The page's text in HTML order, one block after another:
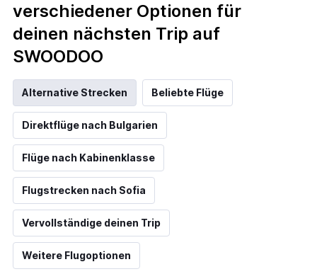
verschiedener Optionen für
deinen nächsten Trip auf
SWOODOO
Alternative Strecken Beliebte Flüge
Direktflüge nach Bulgarien
Flüge nach Kabinenklasse
Flugstrecken nach Sofia
Vervollständige deinen Trip
Weitere Flugoptionen